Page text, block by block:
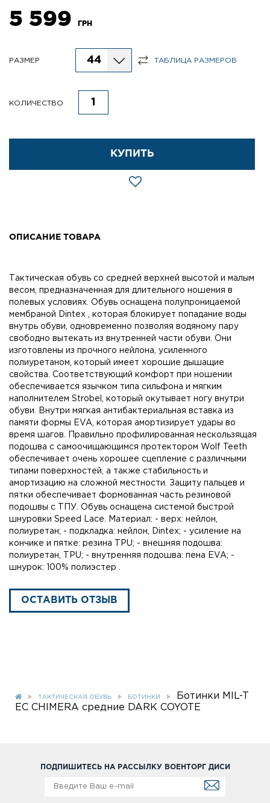
5 599 ГРН
РАЗМЕР 44 ТАБЛИЦА РАЗМЕРОВ
КОЛИЧЕСТВО
КУПИТЬ
ОПИСАНИЕ ТОВАРА
Тактическая обувь со средней верхней высотой и малым
весом, предназначенная для длительного ношения в
полевых условиях. Обувь оснащена полупроницаемой
мембраной Dintex , которая блокирует попадание воды
внутрь обуви, одновременно позволяя водяному пару
свободно вытекать из внутренней части обуви. Они
изготовлены из прочного нейлона, усиленного
полиуретаном, который имеет хорошие дышащие
свойства. Соответствующий комфорт при ношении
обеспечивается язычком типа сильфона и мягким
наполнителем Strobel, который окутывает ногу внутри
обуви. Внутри мягкая антибактериальная вставка из
памяти формы EVA, которая амортизирует удары во
время шагов. Правильно профилированная нескользящая
подошва с самоочищающимся протектором Wolf Teeth
обеспечивает очень хорошее сцепление с различными
типами поверхностей, а также стабильность и
амортизацию на сложной местности. Защиту пальцев и
пятки обеспечивает формованная часть резиновой
подошвы с ТПУ. Обувь оснащена системой быстрой
шнуровки Speed Lace. Материал: - верх: нейлон,
полиуретан; - подкладка: нейлон, Dintex; - усиление на
кончике и пятке: резина TPU; - внешняя подошва:
полиуретан, TPU; - внутренняя подошва: пена EVA; -
шнурок: 100% полиэстер .
ОСТАВИТЬ ОТЗЫВ
ТАКТИЧЕСКАЯ ОБУВЬ БОТИНКИ
Ботинки MIL-T
EC CHIMERA средние DARK COYOTE
ПОДПИШИТЕСЬ НА РАССЫЛКУ ВОЕНТОРГ ДИСИ